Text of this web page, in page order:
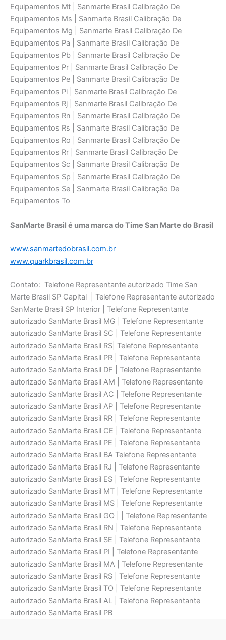
SanMarte Brasil é uma marca do Time San Marte do Brasil
www.sanmartedobrasil.com.br
www.quarkbrasil.com.br
Contato: Telefone Representante autorizado Time San
Marte Brasil SP Capital | Telefone Representante autorizado
SanMarte Brasil SP Interior | Telefone Representante
autorizado SanMarte Brasil MG | Telefone Representante
autorizado SanMarte Brasil SC | Telefone Representante
autorizado SanMarte Brasil RS| Telefone Representante
autorizado SanMarte Brasil PR | Telefone Representante
autorizado SanMarte Brasil DF | Telefone Representante
autorizado SanMarte Brasil AM | Telefone Representante
autorizado SanMarte Brasil AC | Telefone Representante
autorizado SanMarte Brasil AP | Telefone Representante
autorizado SanMarte Brasil RR | Telefone Representante
autorizado SanMarte Brasil CE | Telefone Representante
autorizado SanMarte Brasil PE | Telefone Representante
autorizado SanMarte Brasil BA Telefone Representante
autorizado SanMarte Brasil RJ | Telefone Representante
autorizado SanMarte Brasil ES | Telefone Representante
autorizado SanMarte Brasil MT | Telefone Representante
autorizado SanMarte Brasil MS | Telefone Representante
autorizado SanMarte Brasil GO | | Telefone Representante
autorizado SanMarte Brasil RN | Telefone Representante
autorizado SanMarte Brasil SE | Telefone Representante
autorizado SanMarte Brasil PI | Telefone Representante
autorizado SanMarte Brasil MA | Telefone Representante
autorizado SanMarte Brasil RS | Telefone Representante
autorizado SanMarte Brasil TO | Telefone Representante
autorizado SanMarte Brasil AL | Telefone Representante
autorizado SanMarte Brasil PB